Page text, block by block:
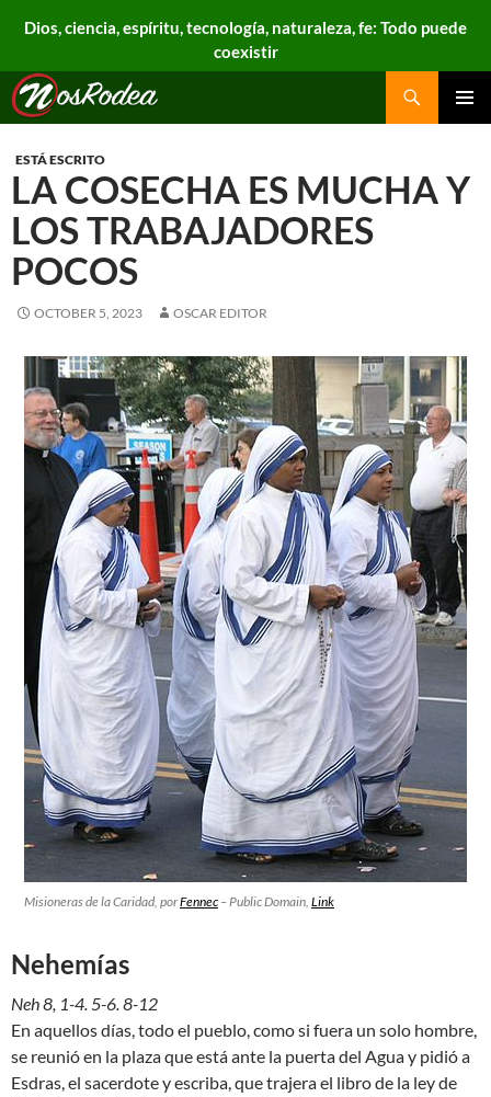
Dios, ciencia, espíritu, tecnología, naturaleza, fe: Todo puede
coexistir
Nos Rodea
Search
ESTÁ ESCRITO
LA COSECHA ES MUCHA Y
LOS TRABAJADORES
POCOS
OCTOBER 5, 2023 OSCAR EDITOR
Misioneras de la Caridad, porFennec – Public Domain, Link
Nehemías
Neh 8, 1-4. 5-6. 8-12
En aquellos días, todo el pueblo, como si fuera un solo hombre,
se reunió en la plaza que está ante la puerta del Agua y pidió a
Esdras, el sacerdote y escriba, que trajera el libro de la ley de